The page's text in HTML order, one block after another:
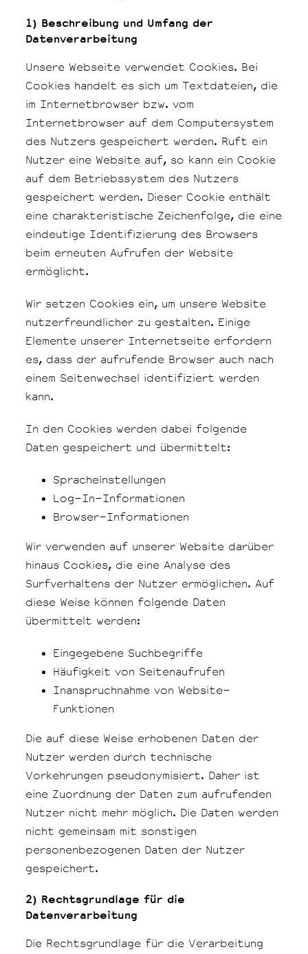
1) Beschreibung und Umfang der
Datenverarbeitung
Unsere Webseite verwendet Cookies. Bei
Cookies handelt es sich um Textdateien, die
im Internetbrowser bzw. vom
Internetbrowser auf dem Computersystem
des Nutzers gespeichert werden. Ruft ein
Nutzer eine Website auf, so kann ein Cookie
auf dem Betriebssystem des Nutzers
gespeichert werden. Dieser Cookie enthält
eine charakteristische Zeichenfolge, die eine
eindeutige Identifizierung des Browsers
beim erneuten Aufrufen der Website
ermöglicht.
Wir setzen Cookies ein, um unsere Website
nutzerfreundlicher zu gestalten. Einige
Elemente unserer Internetseite erfordern
es, dass der aufrufende Browser auch nach
einem Seitenwechsel identifiziert werden
kann.
In den Cookies werden dabei folgende
Daten gespeichert und übermittelt:
Spracheinstellungen
Log-In-Informationen
Browser-Informationen
Wir verwenden auf unserer Website darüber
hinaus Cookies, die eine Analyse des
Surfverhaltens der Nutzer ermöglichen. Auf
diese Weise können folgende Daten
übermittelt werden:
Eingegebene Suchbegriffe
Häufigkeit von Seitenaufrufen
Inanspruchnahme von Website-
Funktionen
Die auf diese Weise erhobenen Daten der
Nutzer werden durch technische
Vorkehrungen pseudonymisiert. Daher ist
eine Zuordnung der Daten zum aufrufenden
Nutzer nicht mehr möglich. Die Daten werden
nicht gemeinsam mit sonstigen
personenbezogenen Daten der Nutzer
gespeichert.
2) Rechtsgrundlage für die
Datenverarbeitung
Die Rechtsgrundlage für die Verarbeitung